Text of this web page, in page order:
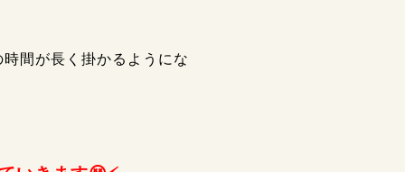
間が長く掛かるようにな